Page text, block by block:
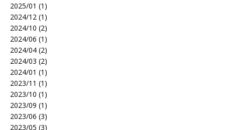
2025/01 (1)
2024/12 (1)
2024/10 (2)
2024/06 (1)
2024/04 (2)
2024/03 (2)
2024/01 (1)
2023/11 (1)
2023/10 (1)
2023/09 (1)
2023/06 (3)
2023/05 (3)